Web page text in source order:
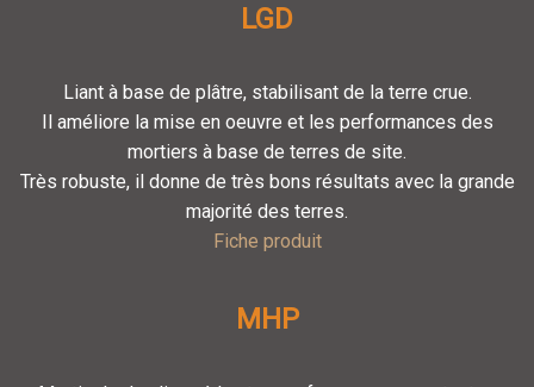
LGD
Liant à base de plâtre, stabilisant de la terre crue.
Il améliore la mise en oeuvre et les performances des
mortiers à base de terres de site.
Très robuste, il donne de très bons résultats avec la grande
majorité des terres.
Fiche produit
MHP